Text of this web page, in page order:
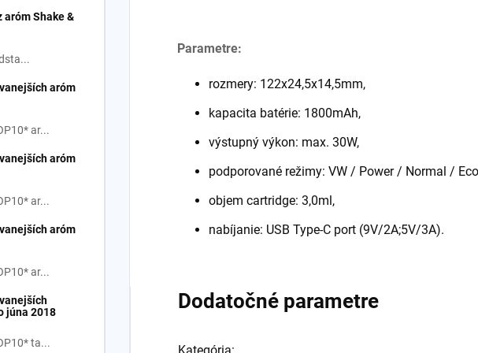
Shake &
aróm
ar...
aróm
ar...
aróm
ar...
júna 2018
ta...
Parametre:
rozmery: 122x24,5x14,5mm,
kapacita batérie: 1800mAh,
výstupný výkon: max. 30W,
podporované režimy: VW / Power / Normal /
objem cartridge: 3,0ml,
nabíjanie: USB Type-C port (9V/2A;5V/3A).
Dodatočné parametre